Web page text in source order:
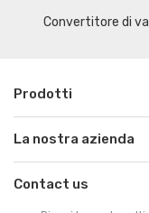
Convertitore di
Prodotti
La nostra azienda
Contact us